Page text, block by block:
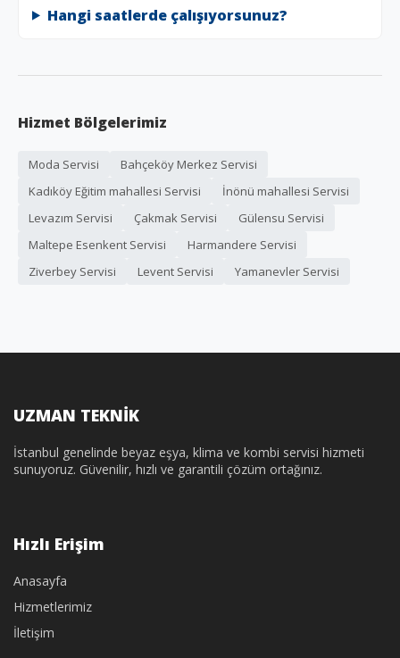
Hangi saatlerde çalışıyorsunuz?
Hizmet Bölgelerimiz
Moda Servisi
Bahçeköy Merkez Servisi
Kadıköy Eğitim mahallesi Servisi
İnönü mahallesi Servisi
Levazım Servisi
Çakmak Servisi
Gülensu Servisi
Maltepe Esenkent Servisi
Harmandere Servisi
Ziverbey Servisi
Levent Servisi Yamanevler Servisi
UZMAN TEKNİK
İstanbul genelinde beyaz eşya, klima ve kombi servisi hizmeti
sunuyoruz. Güvenilir, hızlı ve garantili çözüm ortağınız.
Hızlı Erişim
Anasayfa
Hizmetlerimiz
İletişim